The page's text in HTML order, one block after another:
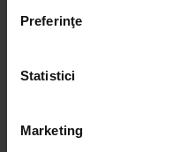
process your information.
Preferinţe
Statistici
Marketing
ANTERIOR